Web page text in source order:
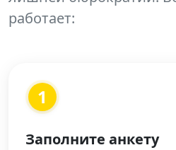
работает:
1
Заполните анкету